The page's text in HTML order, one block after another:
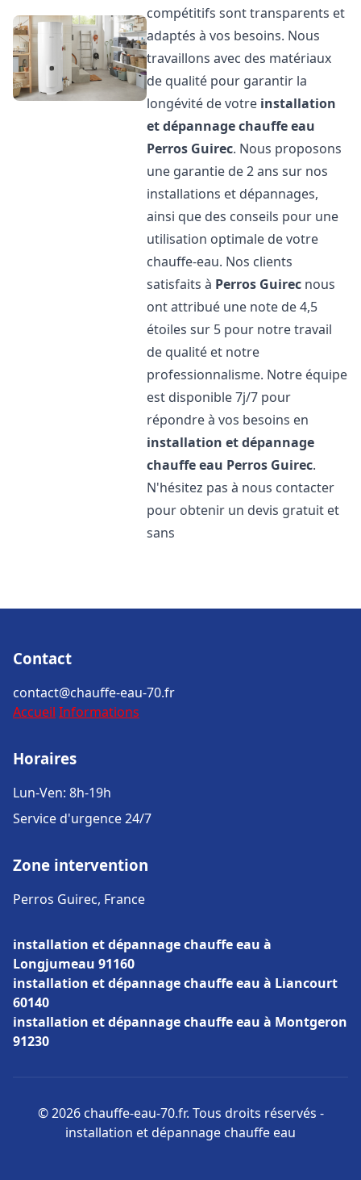
compétitifs sont transparents et
adaptés à vos besoins. Nous
travaillons avec des matériaux
de qualité pour garantir la
longévité de votre installation
et dépannage chauffe eau
Perros Guirec. Nous proposons
une garantie de 2 ans sur nos
installations et dépannages,
ainsi que des conseils pour une
utilisation optimale de votre
chauffe-eau. Nos clients
satisfaits à Perros Guirec nous
ont attribué une note de 4,5
étoiles sur 5 pour notre travail
de qualité et notre
professionnalisme. Notre équipe
est disponible 7j/7 pour
répondre à vos besoins en
installation et dépannage
chauffe eau Perros Guirec.
N'hésitez pas à nous contacter
pour obtenir un devis gratuit et
sans
Contact
contact@chauffe-eau-70.fr
Accueil Informations
Horaires
Lun-Ven: 8h-19h
Service d'urgence 24/7
Zone intervention
Perros Guirec, France
installation et dépannage chauffe eau à
Longjumeau 91160
installation et dépannage chauffe eau à Liancourt
60140
installation et dépannage chauffe eau à Montgeron
91230
© 2026 chauffe-eau-70.fr. Tous droits réservés -
installation et dépannage chauffe eau